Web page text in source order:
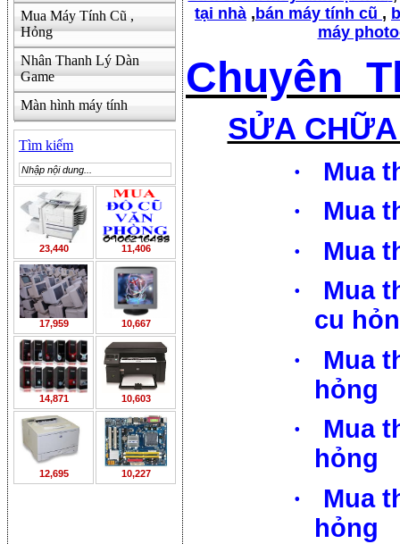
Mua Máy Tính Cũ ,
Hỏng
Nhân Thanh Lý Dàn
Game
Màn hình máy tính
Tìm kiếm
23,440 11,406
17,959 10,667
14,871 10,603
12,695 10,227
tại nhà , bán máy tính cũ ,
máy
Chuyên
SỬA
·
Mua
·
Mua
·
Mua
·
Mua
cu
·
Mua
hỏng
·
Mua
hỏng
·
Mua
hỏng